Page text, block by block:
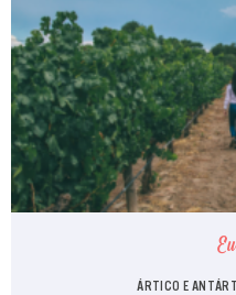
ÁRTICO E